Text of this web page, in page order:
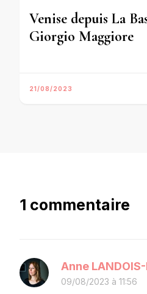
Venise depuis La
Giorgio Maggiore
21/08/2023
1 commentaire
Anne LANDOIS-
09/08/2023 à 11:56